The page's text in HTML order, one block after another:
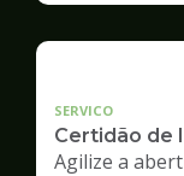
SERVICO
Certidão de
Agilize a